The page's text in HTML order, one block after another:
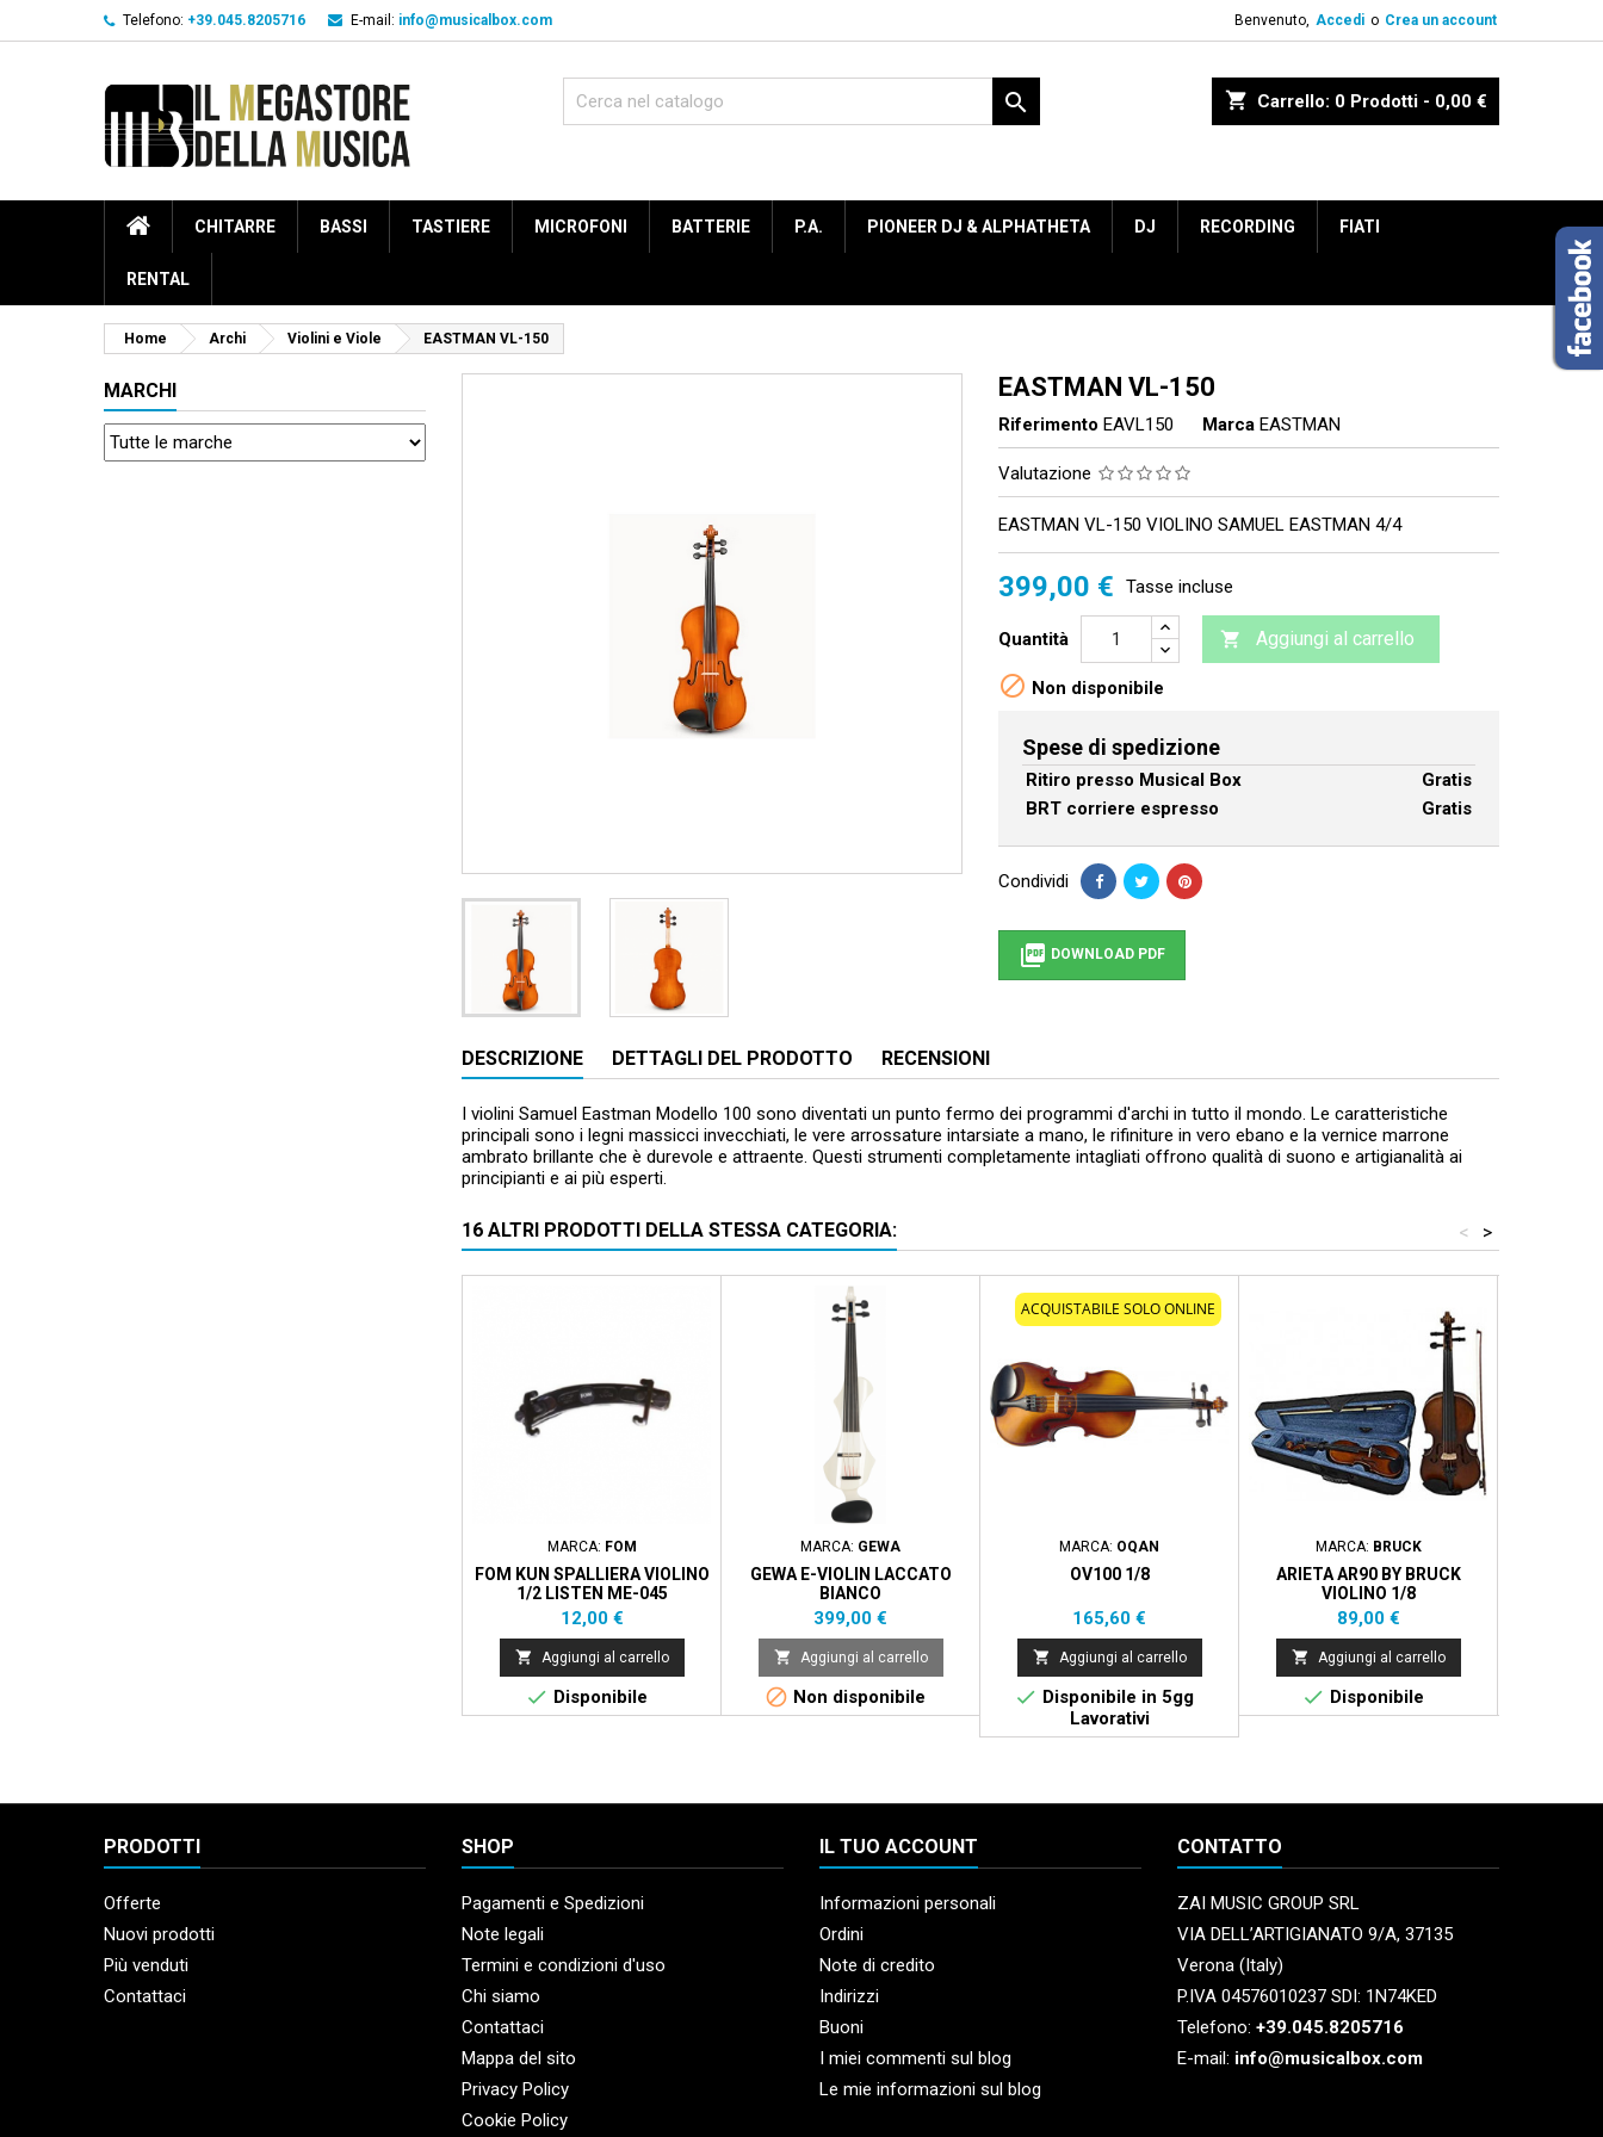
Telefono: +39.045.8205716 E-mail: info@musicalbox.com Benvenuto, Accedi o Crea un account
shopping_cart Carrello: 0 Prodotti - 0,00 €

CHITARRE BASSI TASTIERE MICROFONI BATTERIE P.A. PIONEER DJ & ALPHATHETA DJ RECORDING FIATI
RENTAL
Home Archi Violini e Viole EASTMAN VL-150
MARCHI EASTMAN VL-150
Riferimento EAVL150 Marca EASTMAN
Valutazione
EASTMAN VL-150 VIOLINO SAMUEL EASTMAN 4/4
399,00 € Tasse incluse
Quantità  Aggiungi al carrello
 Non disponibile
Spese di spedizione
Ritiro presso Musical Box
Gratis
BRT corriere espresso
Gratis
Condividi
 DOWNLOAD PDF
DESCRIZIONE DETTAGLI DEL PRODOTTO RECENSIONI
I violini Samuel Eastman Modello 100 sono diventati un punto fermo dei programmi d'archi in tutto il mondo. Le caratteristiche
principali sono i legni massicci invecchiati, le vere arrossature intarsiate a mano, le rifiniture in vero ebano e la vernice marrone
ambrato brillante che è durevole e attraente. Questi strumenti completamente intagliati offrono qualità di suono e artigianalità ai
principianti e ai più esperti.
16 ALTRI PRODOTTI DELLA STESSA CATEGORIA: >
<
MARCA: FOM
FOM KUN SPALLIERA VIOLINO
1/2 LISTEN ME-045
Prezzo
12,00 €
 Aggiungi al carrello
 Disponibile
MARCA: GEWA
GEWA E-VIOLIN LACCATO
BIANCO
Prezzo
399,00 €
 Aggiungi al carrello
 Non disponibile
ACQUISTABILE SOLO ONLINE
MARCA: OQAN
OV100 1/8
Prezzo
165,60 €
 Aggiungi al carrello
 Disponibile in 5gg
Lavorativi
MARCA: BRUCK
ARIETA AR90 BY BRUCK
VIOLINO 1/8
Prezzo
89,00 €
 Aggiungi al carrello
 Disponibile
PRODOTTI
Offerte
Nuovi prodotti
Più venduti
Contattaci
SHOP
Pagamenti e Spedizioni
Note legali
Termini e condizioni d'uso
Chi siamo
Contattaci
Mappa del sito
Privacy Policy
Cookie Policy
IL TUO ACCOUNT
Informazioni personali
Ordini
Note di credito
Indirizzi
Buoni
I miei commenti sul blog
Le mie informazioni sul blog
CONTATTO
ZAI MUSIC GROUP SRL
VIA DELL’ARTIGIANATO 9/A, 37135
Verona (Italy)
P.IVA 04576010237 SDI: 1N74KED
Telefono: +39.045.8205716
E-mail: info@musicalbox.com